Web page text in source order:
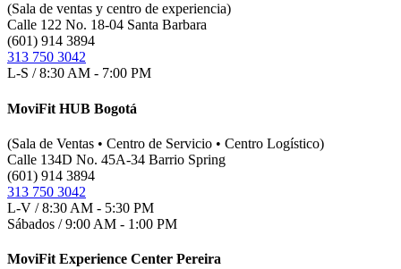
(Sala de ventas y centro de experiencia)
Calle 122 No. 18-04 Santa Barbara
(601) 914 3894
313 750 3042
L-S / 8:30 AM - 7:00 PM
MoviFit HUB Bogotá
(Sala de Ventas • Centro de Servicio • Centro Logístico)
Calle 134D No. 45A-34 Barrio Spring
(601) 914 3894
313 750 3042
L-V / 8:30 AM - 5:30 PM
Sábados / 9:00 AM - 1:00 PM
MoviFit Experience Center Pereira